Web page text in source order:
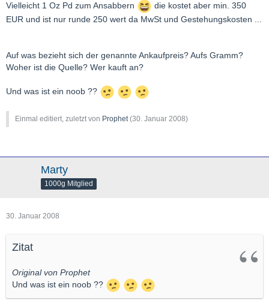
Vielleicht 1 Oz Pd zum Ansabbern
die kostet aber min. 350
EUR und ist nur runde 250 wert da MwSt und Gestehungskosten ...
Auf was bezieht sich der genannte Ankaufpreis? Aufs Gramm?
Woher ist die Quelle? Wer kauft an?
Und was ist ein noob ??
Einmal editiert, zuletzt von Prophet(30. Januar 2008)
Marty
1000g Mitglied
30. Januar 2008
Zitat
Original von Prophet
Und was ist ein noob ??